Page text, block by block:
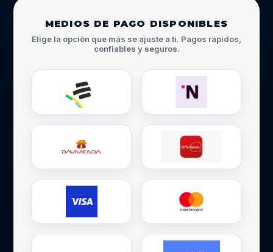
MEDIOS DE PAGO DISPONIBLES
Elige la opción que más se ajuste a ti. Pagos rápidos,
confiables y seguros.